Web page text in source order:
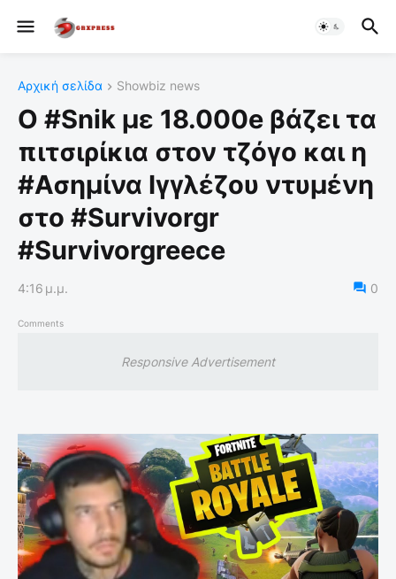
Αρχική σελίδα Showbiz news
Ο #Snik με 18.000e βάζει τα
πιτσιρίκια στον τζόγο και η
#Ασημίνα Ιγγλέζου ντυμένη
στο #Survivorgr
#Survivorgreece
4:16 μ.μ. 0
Comments
Responsive Advertisement